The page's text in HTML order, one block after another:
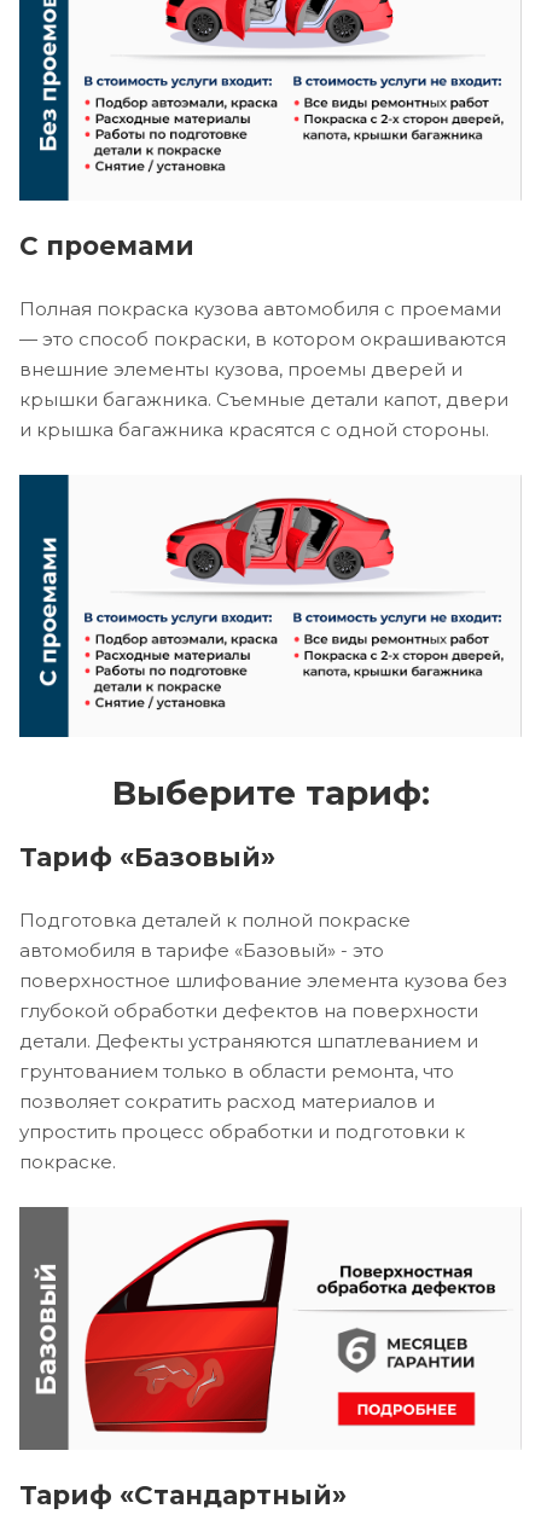
С проемами
Полная покраска кузова автомобиля с проемами
— это способ покраски, в котором окрашиваются
внешние элементы кузова, проемы дверей и
крышки багажника. Съемные детали капот, двери
и крышка багажника красятся с одной стороны.
Выберите тариф:
Тариф «Базовый»
Подготовка деталей к полной покраске
автомобиля в тарифе «Базовый» - это
поверхностное шлифование элемента кузова без
глубокой обработки дефектов на поверхности
детали. Дефекты устраняются шпатлеванием и
грунтованием только в области ремонта, что
позволяет сократить расход материалов и
упростить процесс обработки и подготовки к
покраске.
Тариф «Стандартный»